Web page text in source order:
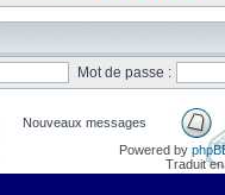
Mot de passe :
Nouveaux messages
Powered by
Traduit